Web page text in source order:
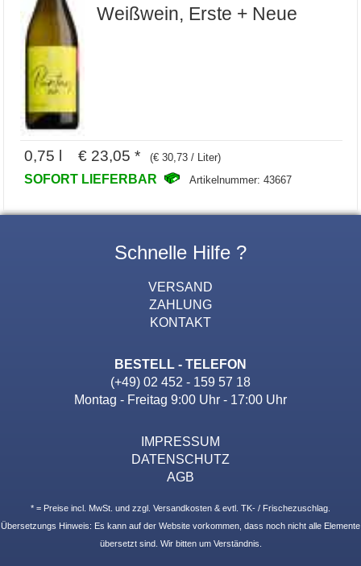
Weißwein, Erste + Neue
0,75 l € 23,05 * (€ 30,73 / Liter)
SOFORT LIEFERBAR Artikelnummer: 43667
Schnelle Hilfe ?
VERSAND
ZAHLUNG
KONTAKT
BESTELL - TELEFON
(+49) 02 452 - 159 57 18
Montag - Freitag 9:00 Uhr - 17:00 Uhr
IMPRESSUM
DATENSCHUTZ
AGB
* = Preise incl. MwSt. und zzgl. Versandkosten & evtl. TK- / Frischezuschlag.
Übersetzungs Hinweis: Es kann auf der Website vorkommen, dass noch nicht alle Elemente
übersetzt sind. Wir bitten um Verständnis.